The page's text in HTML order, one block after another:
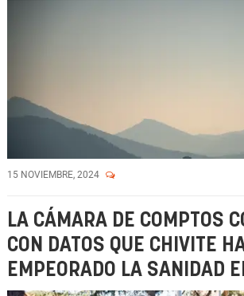
15 NOVIEMBRE, 2024
LA CÁMARA DE COMPTOS
CON DATOS QUE CHIVITE
EMPEORADO LA SANIDAD